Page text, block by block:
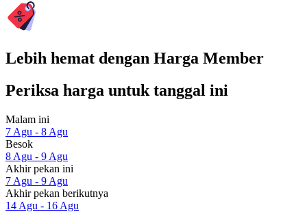
Lebih hemat dengan Harga Member
Periksa harga untuk tanggal ini
Malam ini
7 Agu - 8 Agu
Besok
8 Agu - 9 Agu
Akhir pekan ini
7 Agu - 9 Agu
Akhir pekan berikutnya
14 Agu - 16 Agu